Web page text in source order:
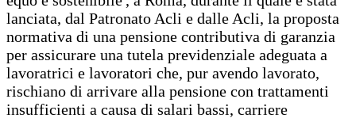
lanciata, dal Patronato Acli e dalle Acli, la proposta
normativa di una pensione contributiva di garanzia
per assicurare una tutela previdenziale adeguata a
lavoratrici e lavoratori che, pur avendo lavorato,
rischiano di arrivare alla pensione con trattamenti
insufficienti a causa di salari bassi, carriere